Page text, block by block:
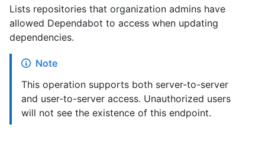
Lists repositories that organization admins have
allowed Dependabot to access when updating
dependencies.
Note
This operation supports both server-to-server
and user-to-server access. Unauthorized users
will not see the existence of this endpoint.